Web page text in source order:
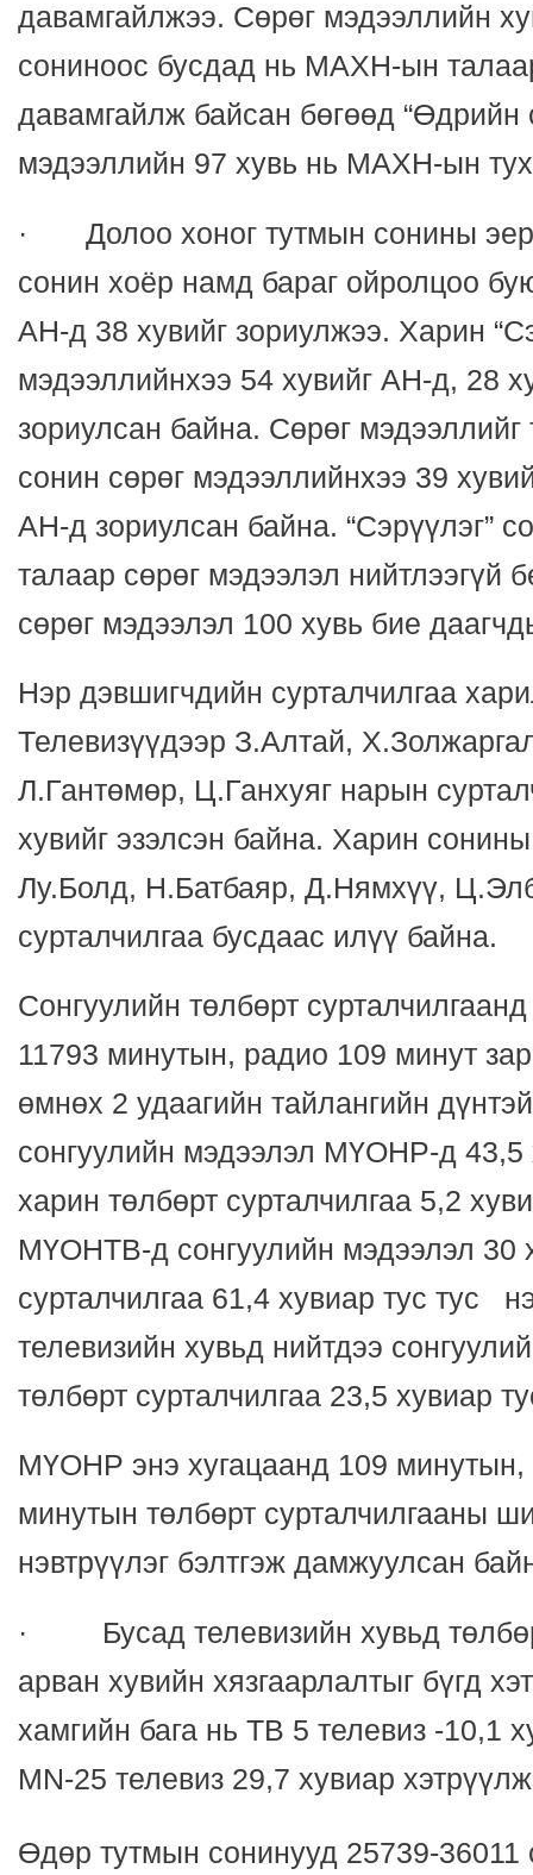
давамгайлжээ. Сөрөг мэдээллийн
сониноос бусдад нь МАХН-ын
давамгайлж байсан бөгөөд “Өдрийн
мэдээллийн 97 хувь нь МАХН-ын
· Долоо хоног тутмын сонины
сонин хоёр намд бараг ойролцоо
АН-д 38 хувийг зориулжээ. Харин
мэдээллийнхээ 54 хувийг АН-д, 28
зориулсан байна. Сөрөг мэдээллийг
сонин сөрөг мэдээллийнхээ 39
АН-д зориулсан байна. “Сэрүүлэг”
талаар сөрөг мэдээлэл нийтлээгүй
сөрөг мэдээлэл 100 хувь бие
Нэр дэвшигчдийн сурталчилгаа
Телевизүүдээр З.Алтай,
Л.Гантөмөр, Ц.Ганхуяг нарын
хувийг эзэлсэн байна. Харин
Лу.Болд, Н.Батбаяр, Д.Нямхүү,
сурталчилгаа бусдаас илүү байна.
Сонгуулийн төлбөрт
11793 минутын, радио 109 минут
өмнөх 2 удаагийн тайлангийн
сонгуулийн мэдээлэл МҮОНР-д 43,5
харин төлбөрт сурталчилгаа 5,2
МҮОНТВ-д сонгуулийн мэдээлэл 30
сурталчилгаа 61,4 хувиар тус тус
телевизийн хувьд нийтдээ
төлбөрт сурталчилгаа 23,5 хувиар
МҮОНР энэ хугацаанд 109
минутын төлбөрт сурталчилгааны
нэвтрүүлэг бэлтгэж дамжуулсан
· Бусад телевизийн хувьд
арван хувийн хязгаарлалтыг бүгд
хамгийн бага нь ТВ 5 телевиз -10,1
MN-25 телевиз 29,7 хувиар
Өдөр тутмын сонинууд 25739-36011